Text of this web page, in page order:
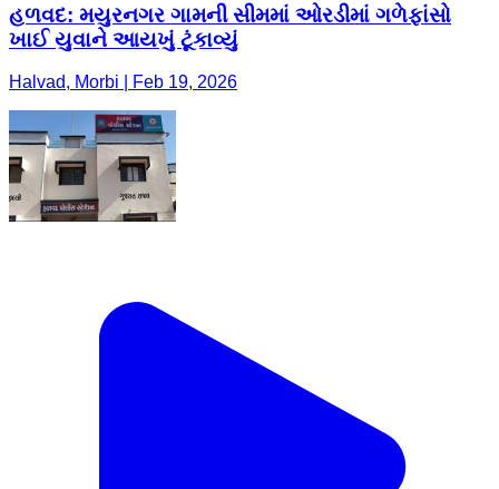
હળવદ: મયુરનગર ગામની સીમમાં ઓરડીમાં ગળેફાંસો
ખાઈ યુવાને આયખું ટૂંકાવ્યું
Halvad, Morbi | Feb 19, 2026